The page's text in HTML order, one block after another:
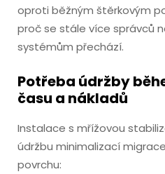
oproti běžným štěrkovým
proč se stále více správců
systémům přechází.
Potřeba údržby
času a nákladů
Instalace s mřížovou
údržbu minimalizací
povrchu: